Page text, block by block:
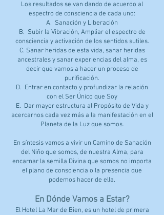
Los resultados se van dando de acuerdo al
espectro de consciencia de cada uno:
A. Sanación y Liberación
B. Subir la Vibración, Ampliar el espectro de
consciencia y activación de los sentidos sutiles.
C. Sanar heridas de esta vida, sanar heridas
ancestrales y sanar experiencias del alma, es
decir que vamos a hacer un proceso de
purificación.
D. Entrar en contacto y profundizar la relación
con el Ser Único que Soy
E. Dar mayor estructura al Propósito de Vida y
acercarnos cada vez más a la manifestación en el
Planeta de la Luz que somos.
En síntesis vamos a vivir un Camino de Sanación
del Niño que somos, de nuestra Alma, para
encarnar la semilla Divina que somos no importa
el plano de consciencia o la presencia que
podemos hacer de ella.
En Dónde Vamos a Estar?
El Hotel La Mar de Bien, es un hotel de primera